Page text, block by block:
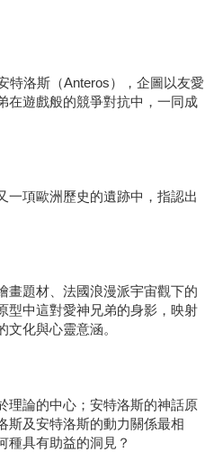
洛斯（Anteros），企圖以友愛
在遊戲般的競爭對抗中，一同成
項歐洲歷史的遺跡中，指認出
題材、法國浪漫派宇宙觀下的
型中這對愛神兄弟的身影，映射
化與心靈意涵。
論的中心；安特洛斯的神話原
斯及安特洛斯的動力關係最相
種具有助益的洞見？